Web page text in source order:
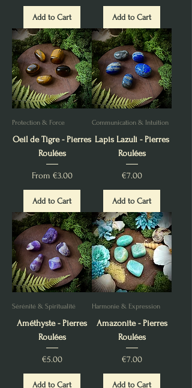
Add to Cart Add to Cart
Protection & Force
Oeil de Tigre - Pierres
Roulées
From €3.00
Sale Price
Add to Cart
Communication & Intuition
Lapis Lazuli - Pierres
Roulées
Price
€7.00
Add to Cart
Sérénité & Spiritualité
Améthyste - Pierres
Roulées
Price
€5.00
Add to Cart
Harmonie & Expression
Amazonite - Pierres
Roulées
Price
€7.00
Add to Cart